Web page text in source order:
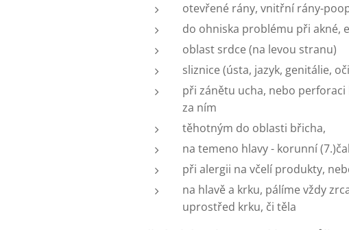
otevřené rány, vnitřní rány-
do ohniska problému při akné,
oblast srdce (na levou stranu)
sliznice (ústa, jazyk, genitálie,
při zánětu ucha, nebo
za ním
těhotným do oblasti břicha,
na temeno hlavy - korunní
při alergii na včelí produkty,
na hlavě a krku, pálíme vždy
uprostřed krku, či těla